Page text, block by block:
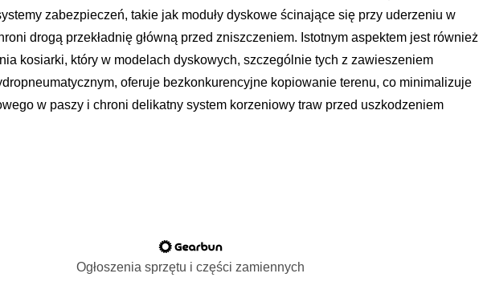
zabezpieczeń, takie jak moduły dyskowe ścinające się przy uderzeniu w
drogą przekładnię główną przed zniszczeniem. Istotnym aspektem jest również
kosiarki, który w modelach dyskowych, szczególnie tych z zawieszeniem
oferuje bezkonkurencyjne kopiowanie terenu, co minimalizuje
w paszy i chroni delikatny system korzeniowy traw przed uszkodzeniem
Ogłoszenia sprzętu i części zamiennych